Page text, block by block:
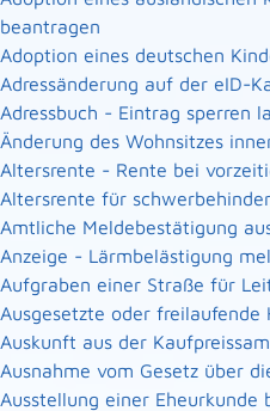
beantragen
Adoption eines deutschen
Adressänderung auf der eID-
Adressbuch - Eintrag sperren
Änderung des Wohnsitzes
Altersrente - Rente bei
Altersrente für
Amtliche Meldebestätigung
Anzeige - Lärmbelästigung
Aufgraben einer Straße für
Ausgesetzte oder
Auskunft aus der
Ausnahme vom Gesetz über
Ausstellung einer Eheurkunde